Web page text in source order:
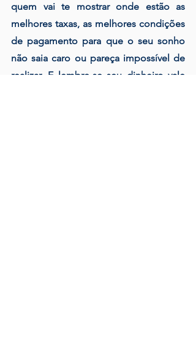
quem vai te mostrar onde estão as
melhores taxas, as melhores condições
de pagamento para que o seu sonho
não saia caro ou pareça impossível de
realizar. E lembre-se seu dinheiro vale